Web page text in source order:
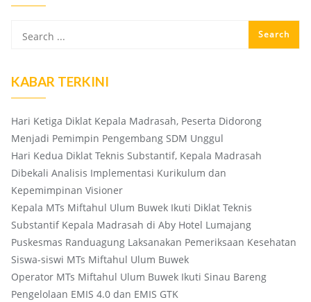
KABAR TERKINI
Hari Ketiga Diklat Kepala Madrasah, Peserta Didorong
Menjadi Pemimpin Pengembang SDM Unggul
Hari Kedua Diklat Teknis Substantif, Kepala Madrasah
Dibekali Analisis Implementasi Kurikulum dan
Kepemimpinan Visioner
Kepala MTs Miftahul Ulum Buwek Ikuti Diklat Teknis
Substantif Kepala Madrasah di Aby Hotel Lumajang
Puskesmas Randuagung Laksanakan Pemeriksaan Kesehatan
Siswa-siswi MTs Miftahul Ulum Buwek
Operator MTs Miftahul Ulum Buwek Ikuti Sinau Bareng
Pengelolaan EMIS 4.0 dan EMIS GTK